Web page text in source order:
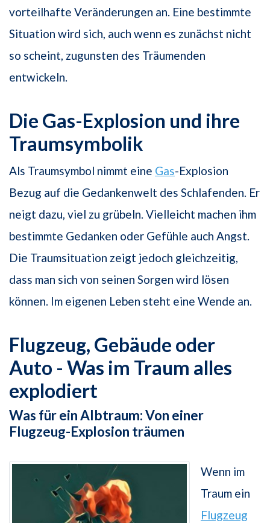
vorteilhafte Veränderungen an. Eine bestimmte
Situation wird sich, auch wenn es zunächst nicht
so scheint, zugunsten des Träumenden
entwickeln.
Die Gas-Explosion und ihre
Traumsymbolik
Als Traumsymbol nimmt eine Gas-Explosion
Bezug auf die Gedankenwelt des Schlafenden. Er
neigt dazu, viel zu grübeln. Vielleicht machen ihm
bestimmte Gedanken oder Gefühle auch Angst.
Die Traumsituation zeigt jedoch gleichzeitig,
dass man sich von seinen Sorgen wird lösen
können. Im eigenen Leben steht eine Wende an.
Flugzeug, Gebäude oder
Auto - Was im Traum alles
explodiert
Was für ein Albtraum: Von einer
Flugzeug-Explosion träumen
Wenn im
Traum ein
Flugzeug